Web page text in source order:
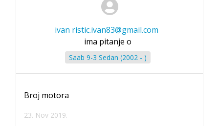
ivan ristic.ivan83@gmail.com
ima pitanje o
Saab 9-3 Sedan (2002 - )
Broj motora
23. Nov 2019.